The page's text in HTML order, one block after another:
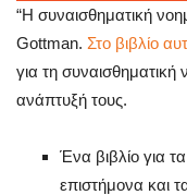
“Η συναισθηματική
Gottman. Στο βιβλίο
για τη
ανάπτυξή τους.
Ένα βιβλίο για
επιστήμονα και